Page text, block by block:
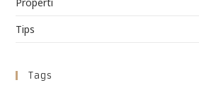
Tips
Tags